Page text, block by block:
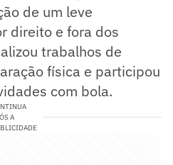
de um leve
direito e fora dos
trabalhos de
física e participou
com bola.
A